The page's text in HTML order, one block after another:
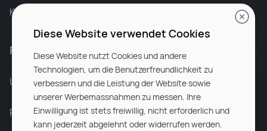
Karriere bei Rocken
Für Unternehmen
Unsere Dienstleistungen
Partnerunternehmen
Diese Website verwendet Cookies
Diese Website nutzt Cookies und andere
Technologien, um die Benutzerfreundlichkeit zu
verbessern und die Leistung der Website sowie
unserer Werbemassnahmen zu messen. Ihre
Einwilligung ist stets freiwillig, nicht erforderlich und
kann jederzeit abgelehnt oder widerrufen werden.